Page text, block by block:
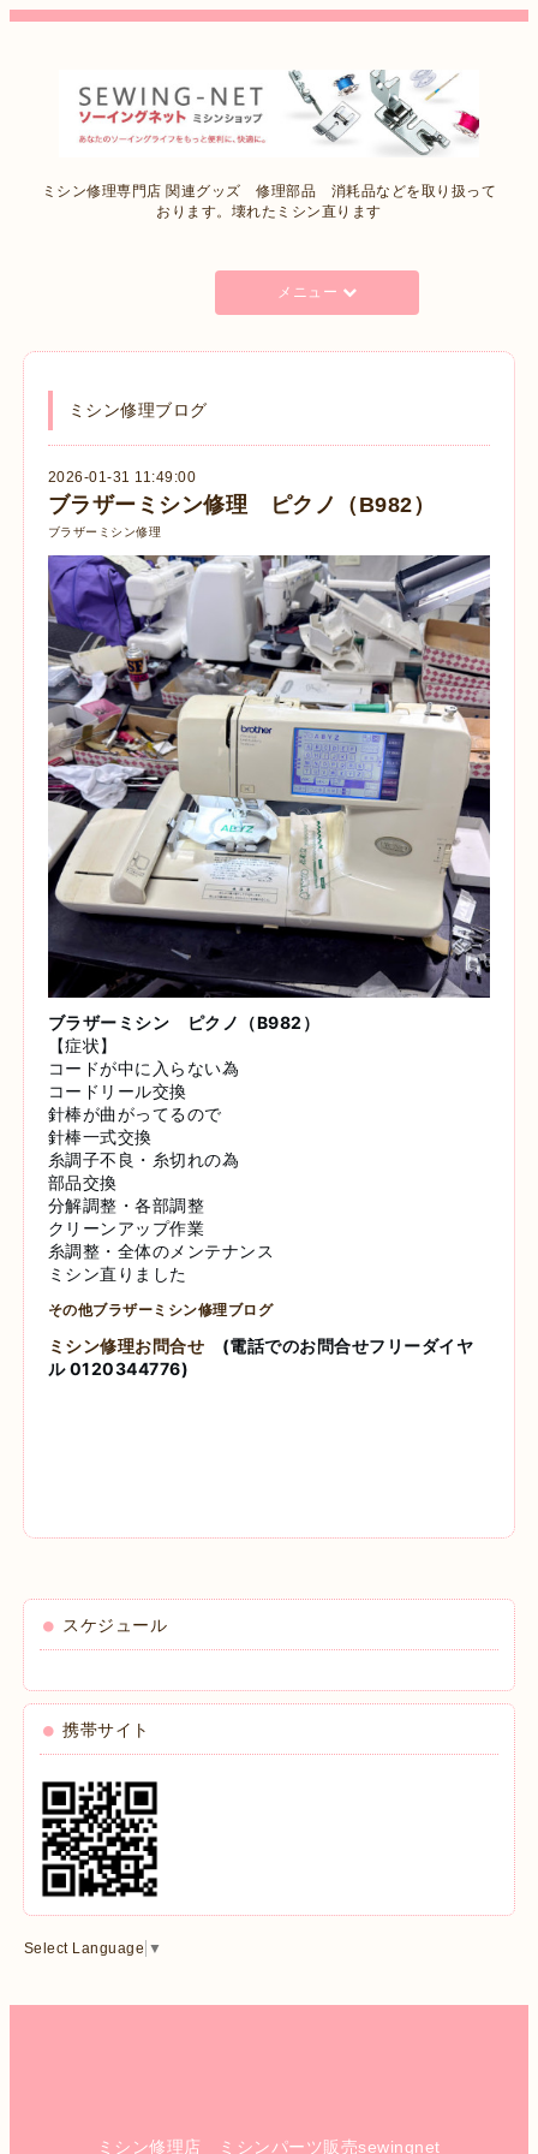
ミシン修理専門店 関連グッズ 修理部品 消耗品などを取り扱って
おります。壊れたミシン直ります
メニュー
ミシン修理ブログ
2026-01-31 11:49:00
ブラザーミシン修理 ピクノ（B982）
ブラザーミシン修理
ブラザーミシン ピクノ（B982）
【症状】
コードが中に入らない為
コードリール交換
針棒が曲がってるので
針棒一式交換
糸調子不良・糸切れの為
部品交換
分解調整・各部調整
クリーンアップ作業
糸調整・全体のメンテナンス
ミシン直りました
その他ブラザーミシン修理ブログ
ミシン修理お問合せ
(電話でのお問合せフリーダイヤ
ル 0120344776)
スケジュール
携帯サイト
Select Language ▼
ミシン修理店 ミシンパーツ販売sewingnet